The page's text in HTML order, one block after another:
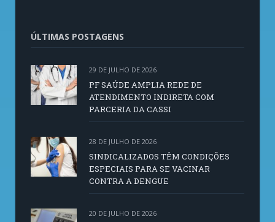
ÚLTIMAS POSTAGENS
29 DE JULHO DE 2026
PF SAÚDE AMPLIA REDE DE
ATENDIMENTO INDIRETA COM
PARCERIA DA CASSI
28 DE JULHO DE 2026
SINDICALIZADOS TÊM CONDIÇÕES
ESPECIAIS PARA SE VACINAR
CONTRA A DENGUE
20 DE JULHO DE 2026